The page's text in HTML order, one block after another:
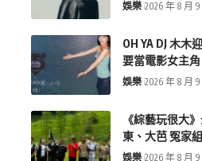
娛樂 2026 年 8 月 9
OH YA DJ 木木
要當電影女主角
娛樂 2026 年 8 月 9
《綜藝玩很大
東、大芭 冤家
娛樂 2026 年 8 月 9